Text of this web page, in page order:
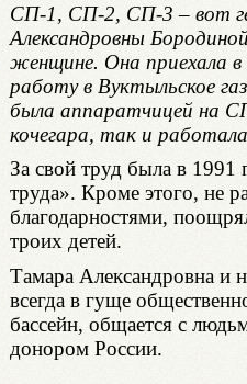
СП-1, СП-2, СП-3 – вот
Александровны
женщине. Она приехала в
работу в Вуктыльское
была аппаратчицей на
кочегара, так и
За свой труд была в 1991
труда». Кроме этого, не
благодарностями,
троих детей.
Тамара Александровна и
всегда в гуще
бассейн, общается с
донором России.